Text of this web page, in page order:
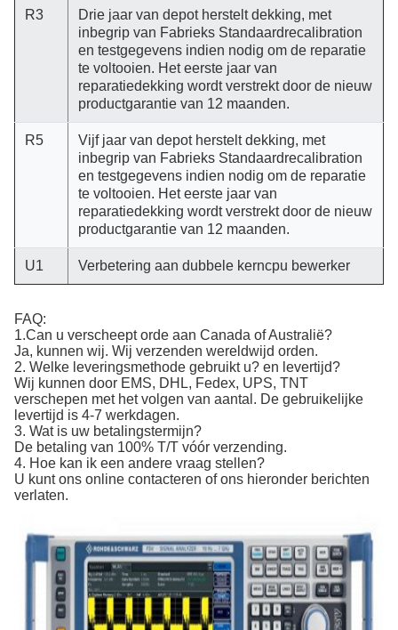
R3
Drie jaar van depot herstelt dekking, met
inbegrip van Fabrieks Standaardrecalibration
en testgegevens indien nodig om de reparatie
te voltooien. Het eerste jaar van
reparatiedekking wordt verstrekt door de nieuw
productgarantie van 12 maanden.
R5
Vijf jaar van depot herstelt dekking, met
inbegrip van Fabrieks Standaardrecalibration
en testgegevens indien nodig om de reparatie
te voltooien. Het eerste jaar van
reparatiedekking wordt verstrekt door de nieuw
productgarantie van 12 maanden.
U1 Verbetering aan dubbele kerncpu bewerker
FAQ:
1.Can u verscheept orde aan Canada of Australië?
Ja, kunnen wij. Wij verzenden wereldwijd orden.
2. Welke leveringsmethode gebruikt u? en levertijd?
Wij kunnen door EMS, DHL, Fedex, UPS, TNT
verschepen met het volgen van aantal. De gebruikelijke
levertijd is 4-7 werkdagen.
3. Wat is uw betalingstermijn?
De betaling van 100% T/T vóór verzending.
4. Hoe kan ik een andere vraag stellen?
U kunt ons online contacteren of ons hieronder berichten
verlaten.